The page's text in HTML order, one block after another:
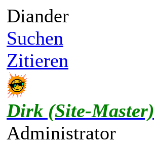
Diander
Suchen
Zitieren
Dirk (Site-Master)
Administrator